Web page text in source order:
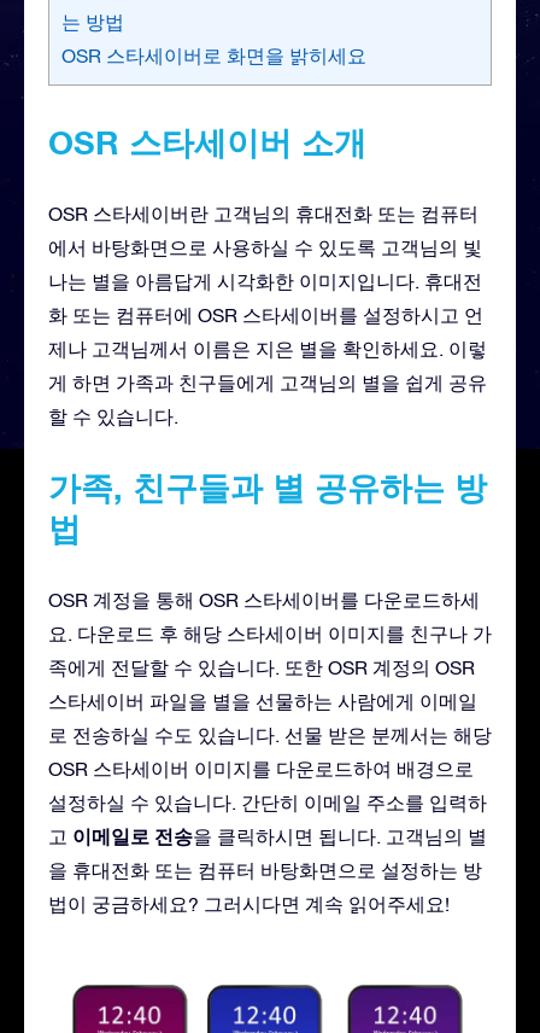
는 방법
OSR 스타세이버로 화면을 밝히세요
OSR 스타세이버 소개
OSR 스타세이버란 고객님의 휴대전화 또는 컴퓨터
에서 바탕화면으로 사용하실 수 있도록 고객님의 빛
나는 별을 아름답게 시각화한 이미지입니다. 휴대전
화 또는 컴퓨터에 OSR 스타세이버를 설정하시고 언
제나 고객님께서 이름은 지은 별을 확인하세요. 이렇
게 하면 가족과 친구들에게 고객님의 별을 쉽게 공유
할 수 있습니다.
가족, 친구들과 별 공유하는 방
법
OSR 계정을 통해 OSR 스타세이버를 다운로드하세
요. 다운로드 후 해당 스타세이버 이미지를 친구나 가
족에게 전달할 수 있습니다. 또한 OSR 계정의 OSR
스타세이버 파일을 별을 선물하는 사람에게 이메일
로 전송하실 수도 있습니다. 선물 받은 분께서는 해당
OSR 스타세이버 이미지를 다운로드하여 배경으로
설정하실 수 있습니다. 간단히 이메일 주소를 입력하
고 이메일로 전송을 클릭하시면 됩니다. 고객님의 별
을 휴대전화 또는 컴퓨터 바탕화면으로 설정하는 방
법이 궁금하세요? 그러시다면 계속 읽어주세요!